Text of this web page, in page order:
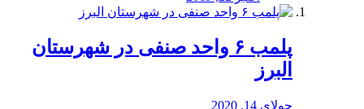
پلمب ۶ واحد صنفی در شهرستان
البرز
جولای 14, 2020